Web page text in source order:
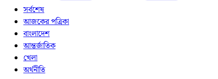
সর্বশেষ
আজকের পত্রিকা
বাংলাদেশ
আন্তর্জাতিক
খেলা
অর্থনীতি